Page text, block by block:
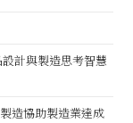
計與製造思考智慧
造協助製造業達成